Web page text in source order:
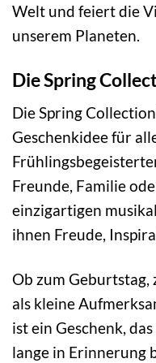
Welt und feiert die
unserem Planeten.
Die Spring
Die Spring
Geschenkidee für
Freunde, Familie
einzigartigen
ihnen Freude,
Ob zum
als kleine
ist ein Geschenk,
lange in Erinnerung